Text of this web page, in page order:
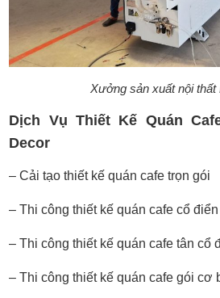
Xưởng sản xuất nội thất
Dịch Vụ Thiết Kế Quán
Decor
– Cải tạo thiết kế quán cafe trọn gói
– Thi công thiết kế quán cafe cổ điển
– Thi công thiết kế quán cafe tân cổ
– Thi công thiết kế quán cafe gói cơ